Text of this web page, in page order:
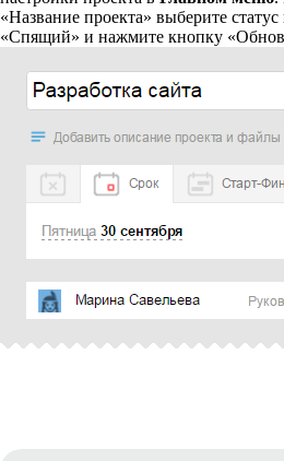
«Название проекта» выберите
«Спящий» и нажмите кнопку